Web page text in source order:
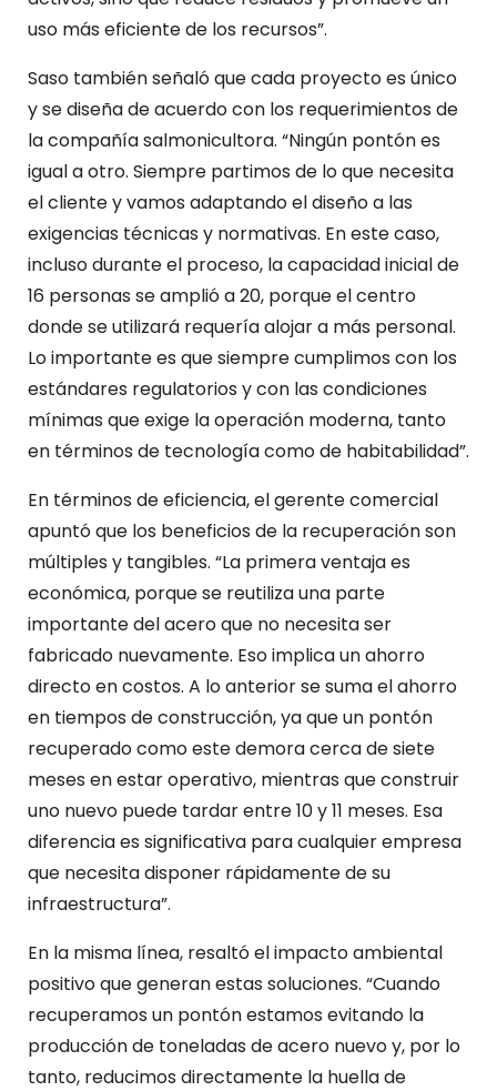
uso más eficiente de los recursos”.
Saso también señaló que cada proyecto es único
y se diseña de acuerdo con los requerimientos de
la compañía salmonicultora. “Ningún pontón es
igual a otro. Siempre partimos de lo que necesita
el cliente y vamos adaptando el diseño a las
exigencias técnicas y normativas. En este caso,
incluso durante el proceso, la capacidad inicial de
16 personas se amplió a 20, porque el centro
donde se utilizará requería alojar a más personal.
Lo importante es que siempre cumplimos con los
estándares regulatorios y con las condiciones
mínimas que exige la operación moderna, tanto
en términos de tecnología como de habitabilidad”.
En términos de eficiencia, el gerente comercial
apuntó que los beneficios de la recuperación son
múltiples y tangibles. “La primera ventaja es
económica, porque se reutiliza una parte
importante del acero que no necesita ser
fabricado nuevamente. Eso implica un ahorro
directo en costos. A lo anterior se suma el ahorro
en tiempos de construcción, ya que un pontón
recuperado como este demora cerca de siete
meses en estar operativo, mientras que construir
uno nuevo puede tardar entre 10 y 11 meses. Esa
diferencia es significativa para cualquier empresa
que necesita disponer rápidamente de su
infraestructura”.
En la misma línea, resaltó el impacto ambiental
positivo que generan estas soluciones. “Cuando
recuperamos un pontón estamos evitando la
producción de toneladas de acero nuevo y, por lo
tanto, reducimos directamente la huella de